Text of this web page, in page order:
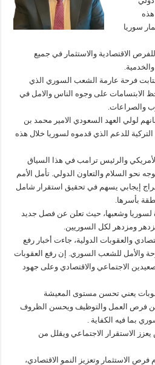
سوريا
الاقتصادية والاستثمار في جميع
انتابت فرحة عارمة الشعب السوري الذي
الابتسامات على وجوه الناس والامل في
والصراعات.
لولي العهد السعودي الامير محمد بن
للدعم الذي قدموه لسوريا خلال هذه
والرئيس ترامب في هذا السياق
نحو السلام والتعاون الدولي. تأمل الأمم
إيجابي يسهم في تحقيق استقرار شامل
بأسرها.
لسوريا وشعبها، حيث تعلن عن فصل جديد
ومزدهر لكل السوريين.
والعقوبات الدولية، جاءت أخبار رفع
والأمل للشعب السوري. إن رفع العقوبات
الاجتماعي والاقتصادي وعلى جهود
يعني تحسن مستوى المعيشة
من فرص العمل والتوظيف ويحسن الظروف
بما فيه الكفاية .
الاستقرار الاجتماعي ويقلل من
فرص الاستثمار وتعزيز النمو الاقتصادي،